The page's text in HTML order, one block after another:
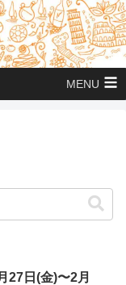
MENU
27日(金)〜2月